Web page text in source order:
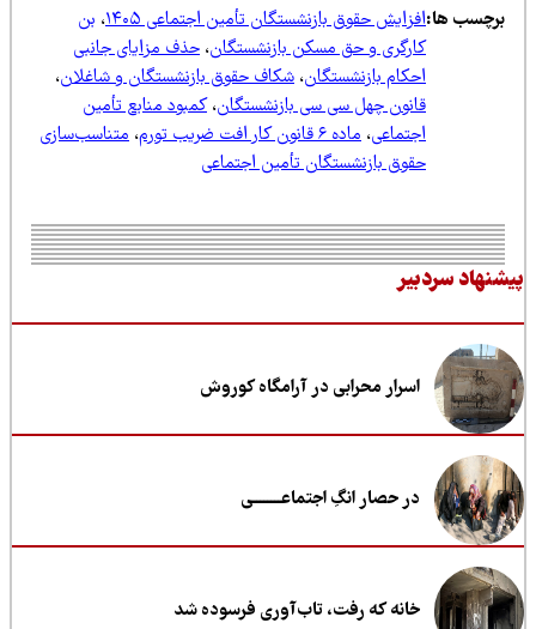
ها:افزایش حقوق بازنشستگان تأمین اجتماعی ۱۴۰۵ ،بن
کارگری و حق مسکن بازنشستگان،حذف مزایای جانبی
احکام بازنشستگان،شکاف حقوق بازنشستگان و شاغلان،
قانون چهل سی سی بازنشستگان،کمبود منابع تأمین
اجتماعی،ماده ۶ قانون کار افت ضریب تورم ،متناسب‌سازی
حقوق بازنشستگان تأمین اجتماعی
سردبیر
اسرار محرابی در آرامگاه کوروش
در حصار انگِ اجتماعــــــــی
خانه که رفت، تاب‌آوری فرسوده شد